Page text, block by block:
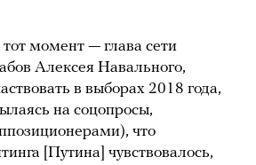
момент — глава сети
Алексея Навального,
в выборах 2018 года,
на соцопросы,
что
[Путина] чувствовалось,